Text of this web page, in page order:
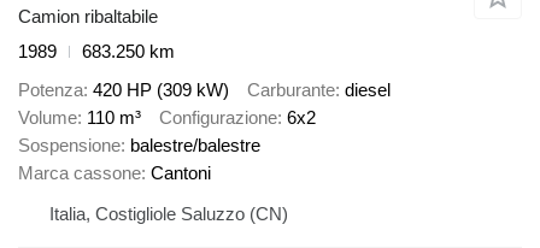
Camion ribaltabile
1989
683.250 km
Potenza 420 HP (309 kW) Carburante diesel
Volume 110 m³ Configurazione 6x2
Sospensione balestre/balestre
Marca cassone Cantoni
Italia, Costigliole Saluzzo (CN)